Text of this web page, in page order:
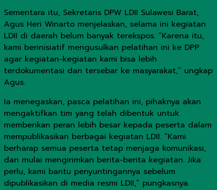
Sementara itu, Sekretaris DPW LDII Sulawesi Barat,
Agus Heri Winarto menjelaskan, selama ini kegiatan
LDII di daerah belum banyak terekspos. “Karena itu,
kami berinisiatif mengusulkan pelatihan ini ke DPP
agar kegiatan-kegiatan kami bisa lebih
terdokumentasi dan tersebar ke masyarakat,” ungkap
Agus.
Ia menegaskan, pasca pelatihan ini, pihaknya akan
mengaktifkan tim yang telah dibentuk untuk
memberikan peran lebih besar kepada peserta dalam
mempublikasikan berbagai kegiatan LDII. “Kami
berharap semua peserta tetap menjaga komunikasi,
dan mulai mengirimkan berita-berita kegiatan. Jika
perlu, kami bantu penyuntingannya sebelum
dipublikasikan di media resmi LDII,” pungkasnya.